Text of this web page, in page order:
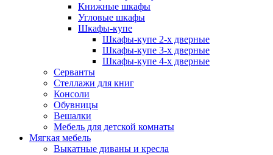
Книжные шкафы
Угловые шкафы
Шкафы-купе
Шкафы-купе 2-x дверные
Шкафы-купе 3-х дверные
Шкафы-купе 4-х дверные
Серванты
Стеллажи для книг
Консоли
Обувницы
Вешалки
Мебель для детской комнаты
Мягкая мебель
Выкатные диваны и кресла